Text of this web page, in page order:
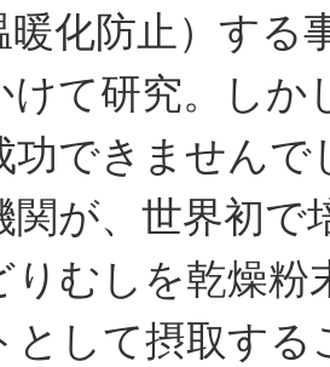
暖化防止）す
けて研究。しか
功できませんで
関が、世界初
りむしを乾燥粉
として摂取す